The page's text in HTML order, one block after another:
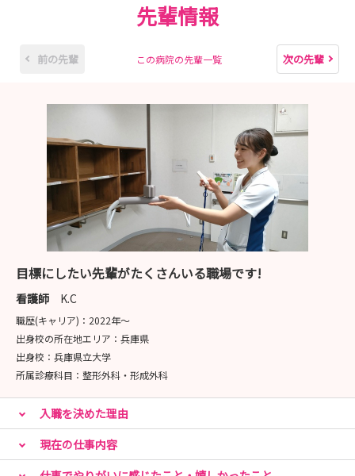
先輩情報
前の先輩 この病院の先輩一覧 次の先輩
目標にしたい先輩がたくさんいる職場です!
看護師 K.C
職歴(キャリア)： 2022年〜
出身校の所在地エリア： 兵庫県
出身校： 兵庫県立大学
所属診療科目： 整形外科・形成外科
入職を決めた理由
現在の仕事内容